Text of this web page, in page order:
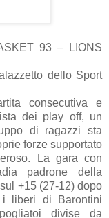
93 – LIONS
dello Sport
consecutiva e
dei play off, un
di ragazzi sta
forze supportato
La gara con
padrone della
+15 (27-12) dopo
liberi di Barontini
divise da